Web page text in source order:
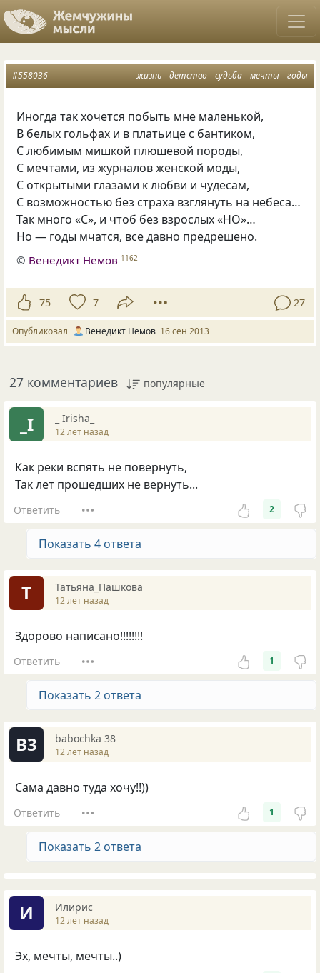
жизнь детство судьба мечты годы
#558036
Иногда так хочется побыть мне маленькой,
В белых гольфах и в платьице с бантиком,
С любимым мишкой плюшевой породы,
С мечтами, из журналов женской моды,
С открытыми глазами к любви и чудесам,
С возможностью без страха взглянуть на небеса…
Так много «С», и чтоб без взрослых«НО»…
Но — годы мчатся, все давно предрешено.
© Венедикт Немов 1162
75 7 27
Опубликовал Венедикт Немов 16 сен 2013
27 комментариев популярные
_I _ Irisha_
12 лет назад
Как реки вспять не повернуть,
Так лет прошедших не вернуть...
Ответить 2
Показать 4 ответа
Т Татьяна_Пашкова
12 лет назад
Здорово написано!!!!!!!!
Ответить 1
Показать 2 ответа
B3 babochka 38
12 лет назад
Сама давно туда хочу!!))
Ответить 1
Показать 2 ответа
И Илирис
12 лет назад
Эх, мечты, мечты..)